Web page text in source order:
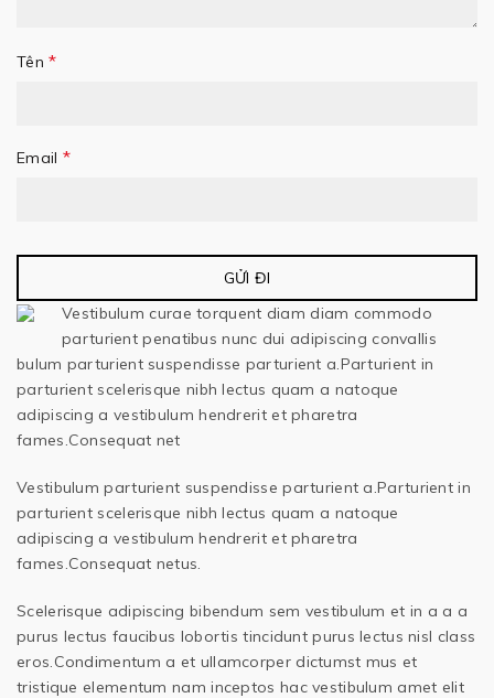
Tên*
Email *
Vestibulum curae torquent diam diam commodo
parturient penatibus nunc dui adipiscing convallis
bulum parturient suspendisse parturient a.Parturient in
parturient scelerisque nibh lectus quam a natoque
adipiscing a vestibulum hendrerit et pharetra
fames.Consequat net
Vestibulum parturient suspendisse parturient a.Parturient in
parturient scelerisque nibh lectus quam a natoque
adipiscing a vestibulum hendrerit et pharetra
fames.Consequat netus.
Scelerisque adipiscing bibendum sem vestibulum et in a a a
purus lectus faucibus lobortis tincidunt purus lectus nisl class
eros.Condimentum a et ullamcorper dictumst mus et
tristique elementum nam inceptos hac vestibulum amet elit